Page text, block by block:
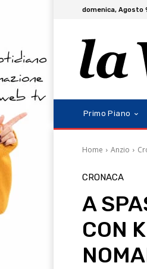
domenica, Agosto
Primo Piano
Home Anzio
CRONACA
A
CON